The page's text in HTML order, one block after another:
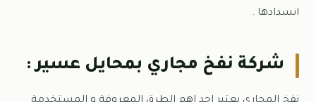
انسدادها .
شركة نفخ مجاري بمحايل عسير :